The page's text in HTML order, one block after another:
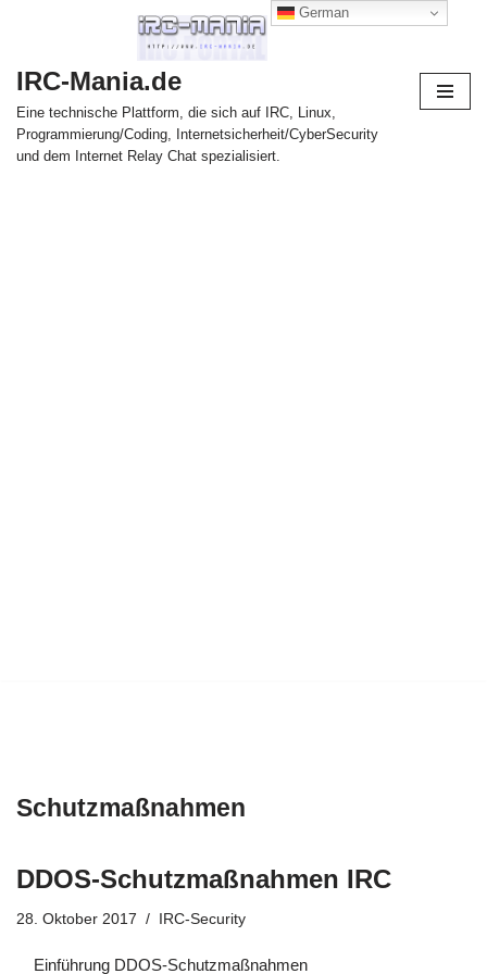
Inhalt
springen
IRC-Mania.de
Eine technische Plattform, die sich auf IRC, Linux,
Programmierung/Coding, Internetsicherheit/CyberSecurity
und dem Internet Relay Chat spezialisiert.
Schutzmaßnahmen
DDOS-Schutzmaßnahmen IRC
28. Oktober 2017 IRC-Security
Einführung DDOS-Schutzmaßnahmen
German